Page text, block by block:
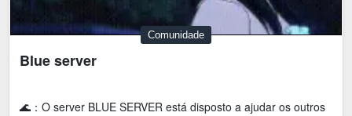
Comunidade
Blue server
🌊：O server BLUE SERVER está disposto a ajudar os outros